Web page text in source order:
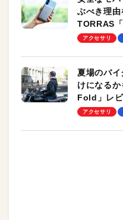
ぶべき理由
TORRAS
ーも
アクセサリ
夏場のバ
けになる
Fold」レ
却プレート
アクセサリ